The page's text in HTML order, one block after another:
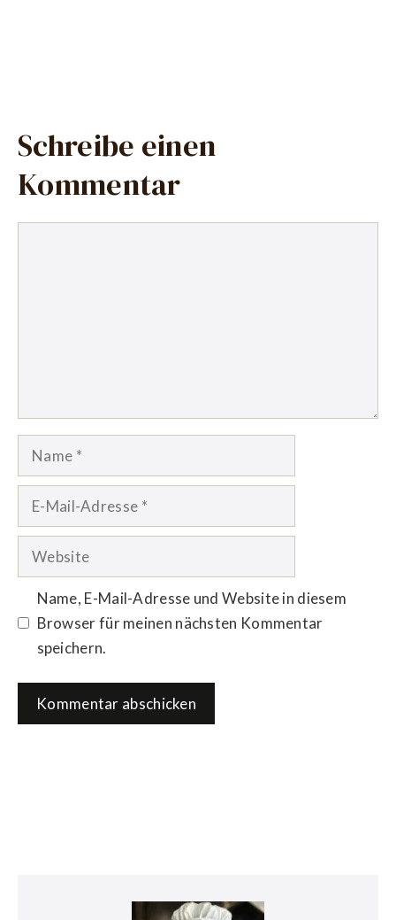
Schreibe einen
Kommentar
Name
Website
Name, E-Mail-Adresse und Website in diesem
Browser für meinen nächsten Kommentar
speichern.